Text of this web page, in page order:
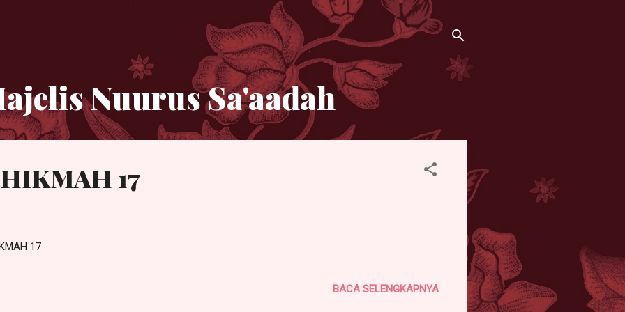
Nuurus Sa'aadah
17
HIKMAH 17
BACA SELENGKAPNYA